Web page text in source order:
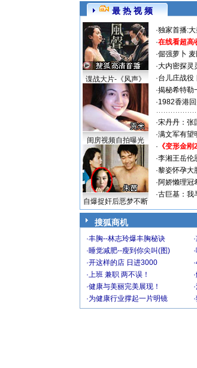
最 热 视 频
谍战大片-《风声》
闺房视频自拍曝光
自爆捉奸后恶梦不断
·独家首播:大
·在线看超高
·倔强萝卜 麦
·大内密探灵
·台儿庄战役
·揭秘希特勒
·1982香港
·宋丹丹：张
·满文军有望
· 《变形金刚
·李湘王岳伦
·黎姿怀孕大
·阿娇懒理冠
·古巨基：我
搜狐商机
·丰胸--林志玲爆丰胸秘诀 ·
·睡觉减肥--瘦到你尖叫(图) ·
·开这样的店 日进3000 ·
·上班 兼职 两不误！ ·
·健康与美丽完美展现！ ·
·为健康行业撑起一片明镜 ·